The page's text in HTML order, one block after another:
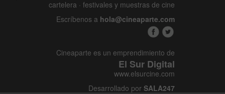
cartelera · festivales y muestras de cine
Escríbenos a hola@cineaparte.com
Cineaparte es un emprendimiento de
El Sur Digital
www.elsurcine.com
Desarrollado por SALA247